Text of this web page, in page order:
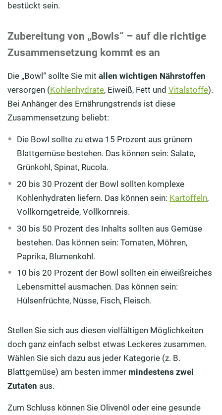
bestückt sein.
Zubereitung von „Bowls“ – auf die richtige
Zusammensetzung kommt es an
Die „Bowl“ sollte Sie mit allen wichtigen Nährstoffen
versorgen (Kohlenhydrate, Eiweiß, Fett und Vitalstoffe).
Bei Anhänger des Ernährungstrends ist diese
Zusammensetzung beliebt:
Die Bowl sollte zu etwa 15 Prozent aus grünem
Blattgemüse bestehen. Das können sein: Salate,
Grünkohl, Spinat, Rucola.
20 bis 30 Prozent der Bowl sollten komplexe
Kohlenhydraten liefern. Das können sein: Kartoffeln,
Vollkorngetreide, Vollkornreis.
30 bis 50 Prozent des Inhalts sollten aus Gemüse
bestehen. Das können sein: Tomaten, Möhren,
Paprika, Blumenkohl.
10 bis 20 Prozent der Bowl sollten ein eiweißreiches
Lebensmittel ausmachen. Das können sein:
Hülsenfrüchte, Nüsse, Fisch, Fleisch.
Stellen Sie sich aus diesen vielfältigen Möglichkeiten
doch ganz einfach selbst etwas Leckeres zusammen.
Wählen Sie sich dazu aus jeder Kategorie (z. B.
Blattgemüse) am besten immer mindestens zwei
Zutaten aus.
Zum Schluss können Sie Olivenöl oder eine gesunde